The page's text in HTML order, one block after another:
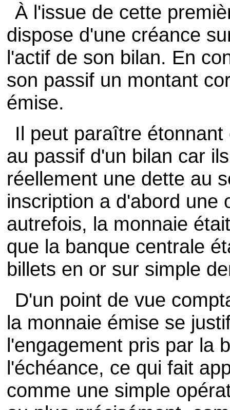
À l'issue de cette
dispose d'une créance
l'actif de son bilan. En
son passif un montant
émise.
Il peut paraître
au passif d'un bilan car
réellement une dette au
inscription a d'abord une
autrefois, la monnaie
que la banque centrale
billets en or sur simple
D'un point de vue
la monnaie émise se
l'engagement pris par la
l'échéance, ce qui fait
comme une simple